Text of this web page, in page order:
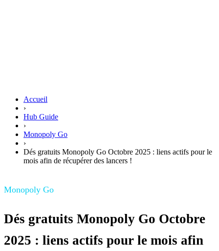
Accueil
›
Hub Guide
›
Monopoly Go
›
Dés gratuits Monopoly Go Octobre 2025 : liens actifs pour le
mois afin de récupérer des lancers !
Monopoly Go
Dés gratuits Monopoly Go Octobre
2025 : liens actifs pour le mois afin